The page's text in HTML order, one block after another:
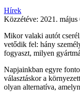
Hírek
Közzétéve: 2021. május
Mikor valaki autót
vetődik fel: hány
fogyaszt, milyen
Napjainkban egyre
választáskor a
olyan alternatíva,